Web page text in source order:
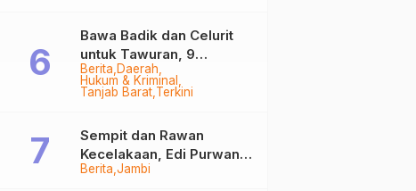
Berita Daerah
Hukum & Kriminal
Tanjab Barat Terkini
Bawa Badik dan Celurit
untuk Tawuran, 9
Anggota Geng Motor di
Tanjab Barat Diringkus
Berita Jambi
Sempit dan Rawan
Kecelakaan, Edi Purwanto
Targetkan Jalan Lintas